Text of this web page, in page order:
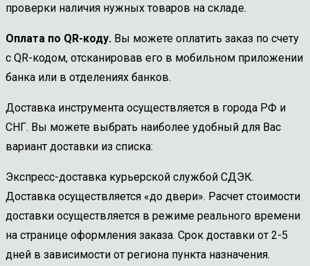
проверки наличия нужных товаров на складе.
Оплата по QR-коду. Вы можете оплатить заказ по счету
с QR-кодом, отсканировав его в мобильном приложении
банка или в отделениях банков.
Доставка инструмента осуществляется в города РФ и
СНГ. Вы можете выбрать наиболее удобный для Вас
вариант доставки из списка:
Экспресс-доставка курьерской службой СДЭК.
Доставка осуществляется «до двери». Расчет стоимости
доставки осуществляется в режиме реального времени
на странице оформления заказа. Срок доставки от 2-5
дней в зависимости от региона пункта назначения.